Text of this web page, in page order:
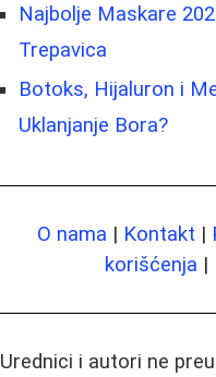
Najbolje Maskare
Trepavica
Botoks, Hijaluron i
Uklanjanje Bora?
O nama | Kontakt |
korišćenja |
Urednici i autori ne